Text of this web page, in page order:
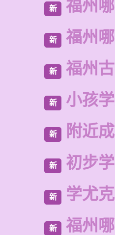
新 福州
新 福州
新 福州
新 小孩
新 附近
新 初步
新 学尤
新 福州